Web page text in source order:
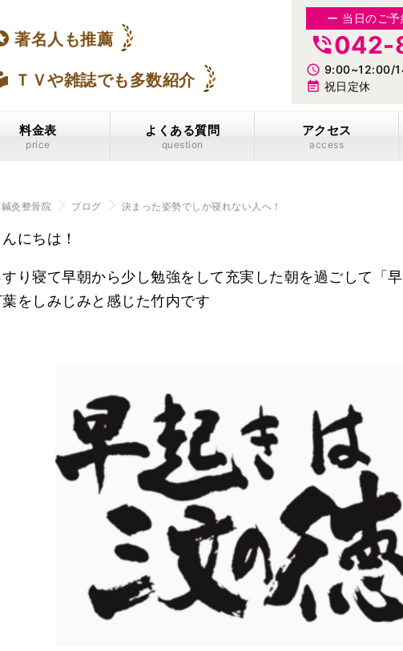
著名人も推薦
ＴＶや雑誌でも多数紹介
ー 当日のご
phone_in_talk042-
access_time 9:00~12:00/
event_note 祝日定休
料金表
price
よくある質問
question
アクセス
access
灸整骨院 ブログ 決まった姿勢でしか寝れない人へ！
にちは！
り寝て早朝から少し勉強をして充実した朝を過ごして「早
葉をしみじみと感じた竹内です